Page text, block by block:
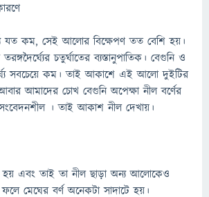
যত কম, সেই আলোর বিক্ষেপণ তত বেশি হয়।
চতুর্ঘাতের ব্যস্তানুপাতিক। বেগুনি ও
সবচেয়ে কম। তাই আকাশে এই আলো দুইটির
আমাদের চোখ বেগুনি অপেক্ষা নীল বর্ণের
। তাই আকাশ নীল দেখায়।
এবং তাই তা নীল ছাড়া অন্য আলোকেও
মেঘের বর্ণ অনেকটা সাদাটে হয়।